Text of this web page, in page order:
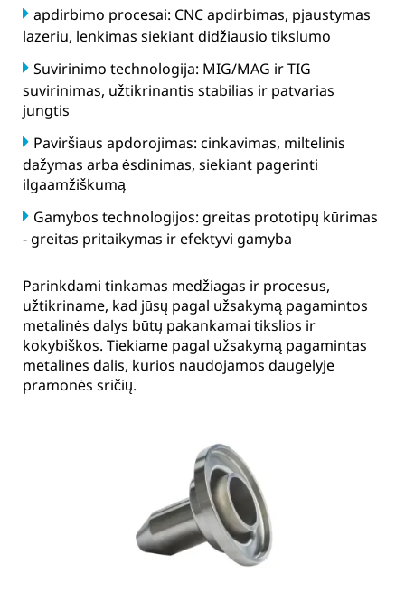
apdirbimo procesai: CNC apdirbimas, pjaustymas
lazeriu, lenkimas siekiant didžiausio tikslumo
Suvirinimo technologija: MIG/MAG ir TIG
suvirinimas, užtikrinantis stabilias ir patvarias
jungtis
Paviršiaus apdorojimas: cinkavimas, miltelinis
dažymas arba ėsdinimas, siekiant pagerinti
ilgaamžiškumą
Gamybos technologijos: greitas prototipų kūrimas
- greitas pritaikymas ir efektyvi gamyba
Parinkdami tinkamas medžiagas ir procesus,
užtikriname, kad jūsų pagal užsakymą pagamintos
metalinės dalys būtų pakankamai tikslios ir
kokybiškos. Tiekiame pagal užsakymą pagamintas
metalines dalis, kurios naudojamos daugelyje
pramonės sričių.